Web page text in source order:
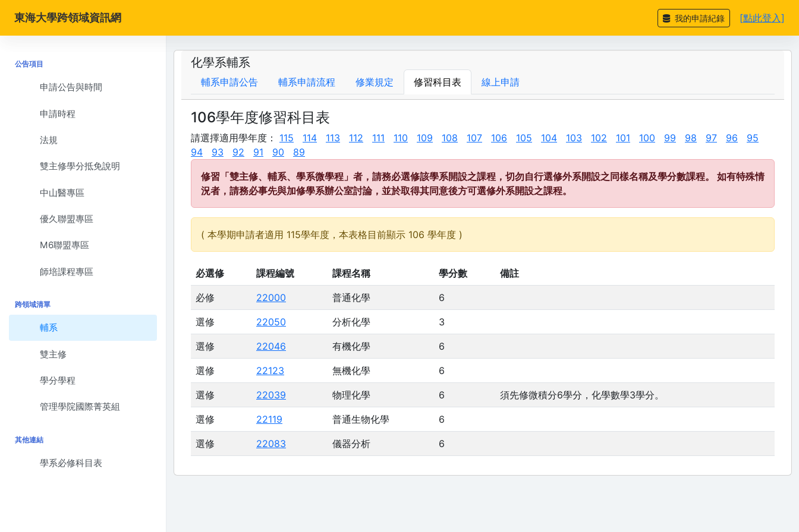
東海大學跨領域資訊網 我的申請紀錄 [點此登入]
公告項目
申請公告與時間
申請時程
法規
雙主修學分抵免說明
中山醫專區
優久聯盟專區
M6聯盟專區
師培課程專區
跨領域清單
輔系
雙主修
學分學程
管理學院國際菁英組
其他連結
學系必修科目表
化學系輔系
輔系申請公告 輔系申請流程 修業規定 修習科目表 線上申請
106學年度修習科目表
請選擇適用學年度： 115 114 113 112 111 110 109 108 107 106 105 104 103 102 101 100 99 98 97 96
95
94
93 92 91 90 89
修習「雙主修、輔系、學系微學程」者，請務必選修該學系開設之課程，切勿自行選修外系開設之同樣名稱及學分數課程。 如有特殊情
況者，請務必事先與加修學系辦公室討論，並於取得其同意後方可選修外系開設之課程。
( 本學期申請者適用 115學年度，本表格目前顯示 106 學年度 )
必選修 課程編號 課程名稱 學分數 備註
必修 22000 普通化學 6
選修 22050 分析化學 3
選修 22046 有機化學 6
選修 22123 無機化學 6
選修 22039 物理化學 6 須先修微積分6學分，化學數學3學分。
選修 22119 普通生物化學 6
選修 22083 儀器分析 6